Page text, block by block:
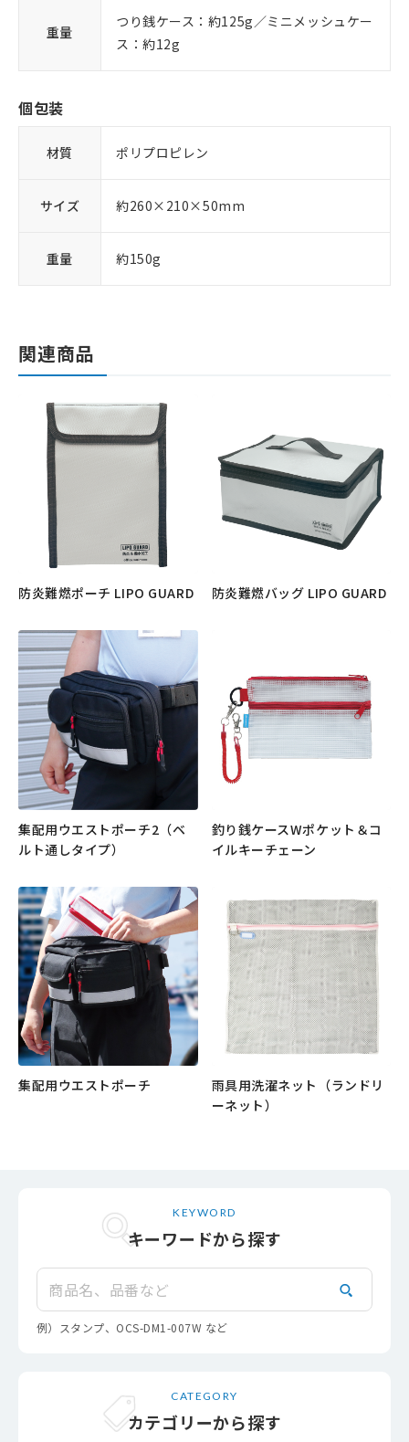
重量
つり銭ケース：約125g／ミニメッシュケー
ス：約12g
個包装
材質 ポリプロピレン
サイズ 約260×210×50mm
重量 約150g
関連商品
防炎難燃ポーチ LIPO GUARD
防炎難燃バッグ LIPO GUARD
集配用ウエストポーチ2（ベ
ルト通しタイプ）
釣り銭ケースWポケット＆コ
イルキーチェーン
集配用ウエストポーチ
雨具用洗濯ネット（ランドリ
ーネット）
キーワードから探す
KEYWORD
検索
例）スタンプ、OCS-DM1-007W など
カテゴリーから探す
CATEGORY